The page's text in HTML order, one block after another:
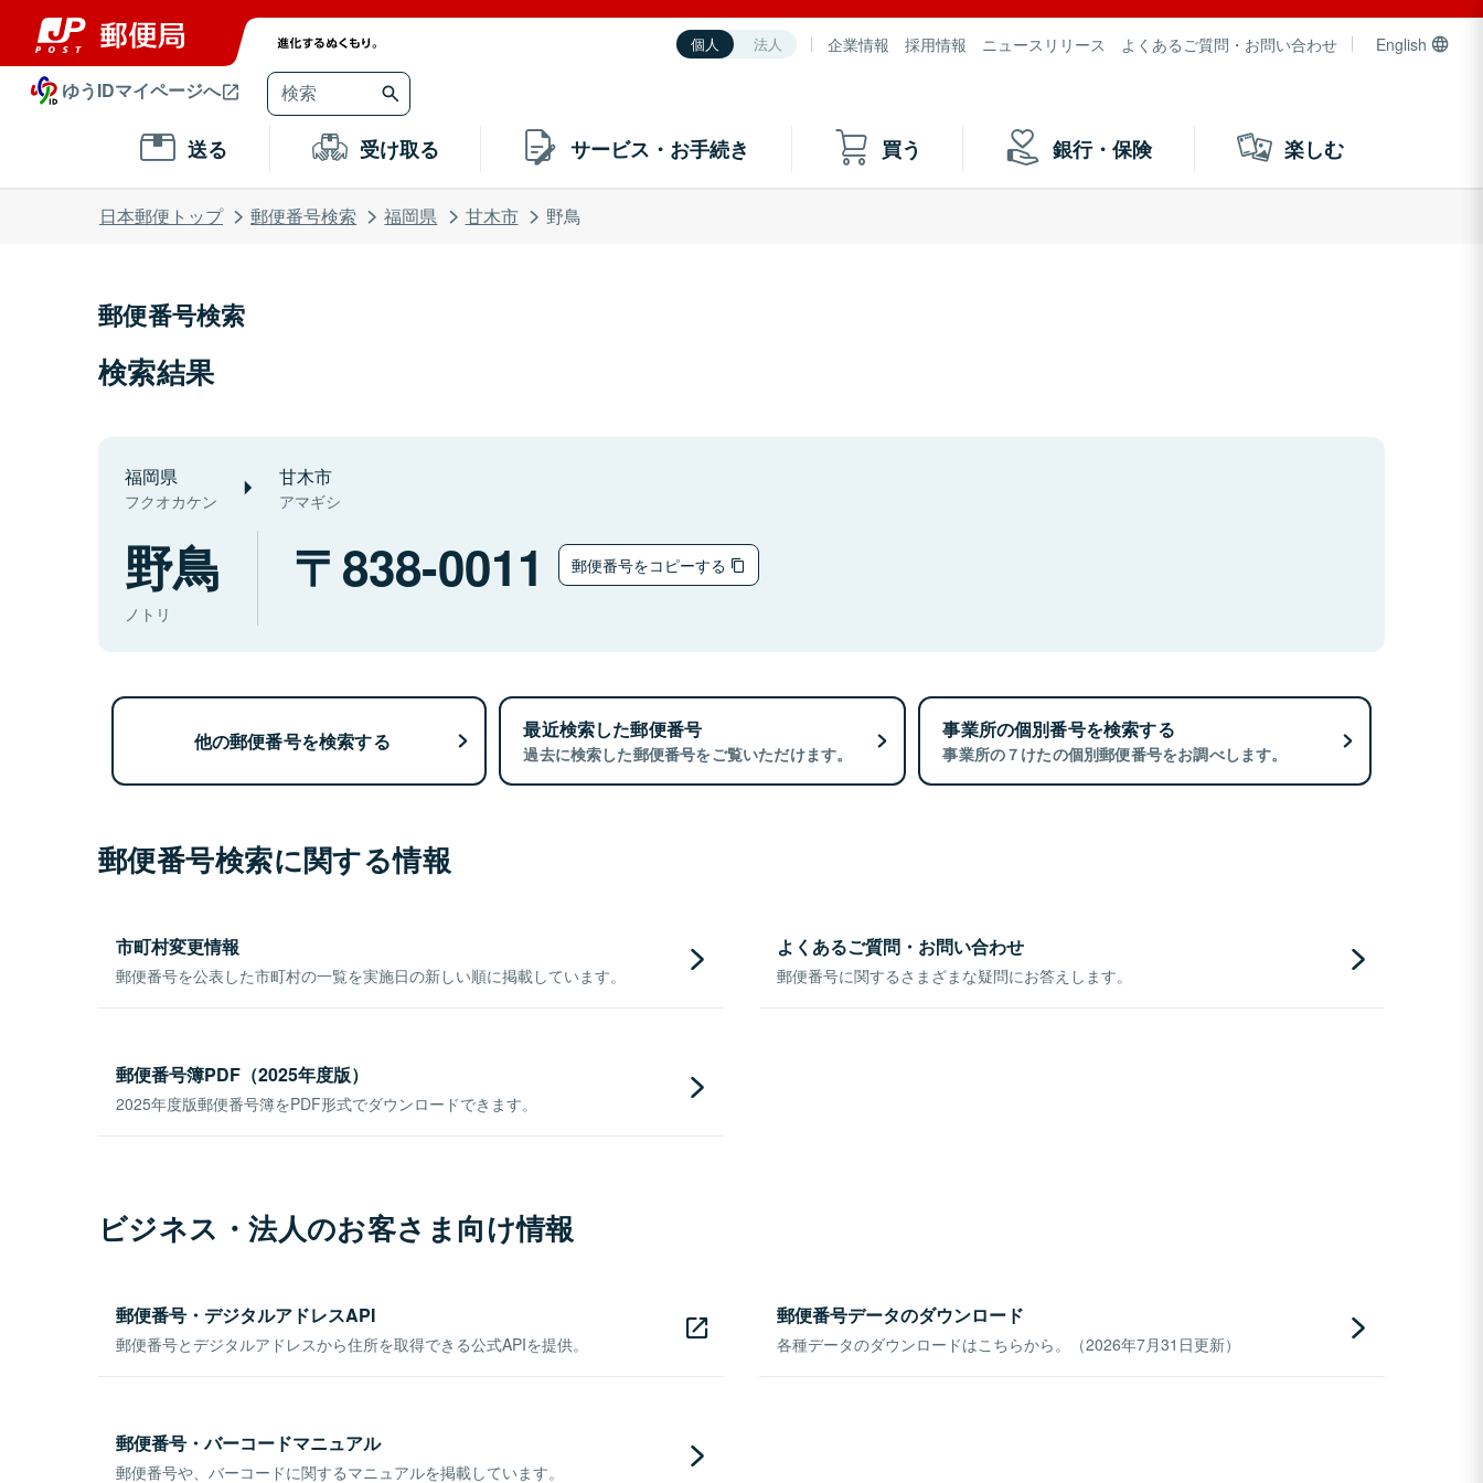
個人 法人 企業情報 採用情報 ニュースリリース よくあるご質問・お問い合わせ English
ゆうIDマイページへ
送る 受け取る サービス・お手続き 買う 銀行・保険 楽しむ
日本郵便トップ 郵便番号検索 福岡県 甘木市 野鳥
郵便番号検索
検索結果
福岡県
フクオカケン
甘木市
アマギシ
野鳥
ノトリ
838-0011 郵便番号をコピーする
他の郵便番号を検索する 最近検索した郵便番号
過去に検索した郵便番号をご覧いただけます。
事業所の個別番号を検索する
事業所の７けたの個別郵便番号をお調べします。
郵便番号検索に関する情報
市町村変更情報
郵便番号を公表した市町村の一覧を実施日の新しい順に掲載しています。
よくあるご質問・お問い合わせ
郵便番号に関するさまざまな疑問にお答えします。
郵便番号簿PDF（2025年度版）
2025年度版郵便番号簿をPDF形式でダウンロードできます。
ビジネス・法人のお客さま向け情報
郵便番号・デジタルアドレスAPI
郵便番号とデジタルアドレスから住所を取得できる公式APIを提供。
郵便番号データのダウンロード
各種データのダウンロードはこちらから。（2026年7月31日更新）
郵便番号・バーコードマニュアル
郵便番号や、バーコードに関するマニュアルを掲載しています。